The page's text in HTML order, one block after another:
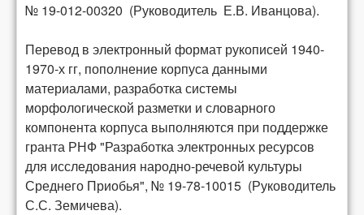
№ 19-012-00320 (Руководитель Е.В. Иванцова).
Перевод в электронный формат рукописей 1940-
1970-х гг, пополнение корпуса данными
материалами, разработка системы
морфологической разметки и словарного
компонента корпуса выполняются при поддержке
гранта РНФ "Разработка электронных ресурсов
для исследования народно-речевой культуры
Среднего Приобья", № 19-78-10015 (Руководитель
С.С. Земичева).